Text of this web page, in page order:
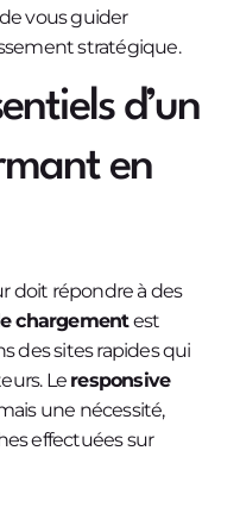
vous guider
stratégique.
d’un
en
doit répondre à des
chargementest
des sites rapides qui
Le responsive
une nécessité,
effectuées sur